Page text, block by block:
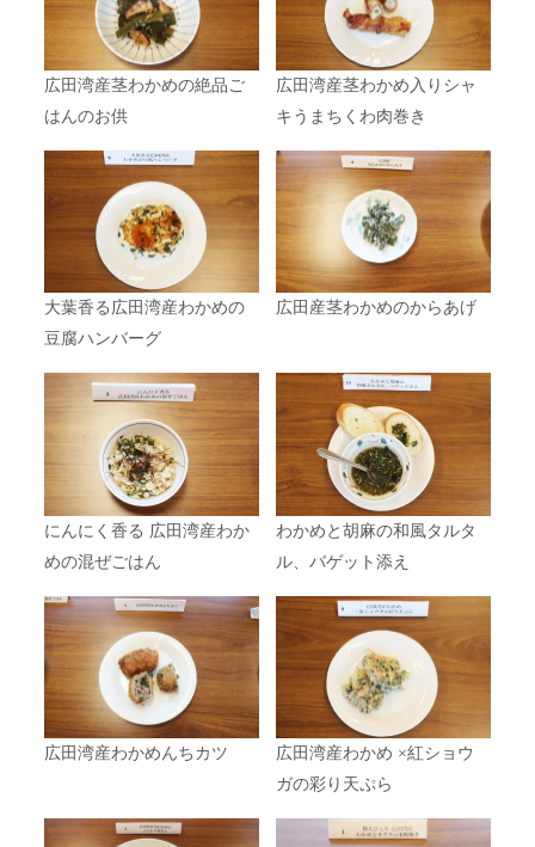
広田湾産茎わかめの絶品ご
はんのお供
広田湾産茎わかめ入りシャ
キうまちくわ肉巻き
大葉香る広田湾産わかめの
豆腐ハンバーグ
広田産茎わかめのからあげ
にんにく香る 広田湾産わか
めの混ぜごはん
わかめと胡麻の和風タルタ
ル、バゲット添え
広田湾産わかめんちカツ 広田湾産わかめ ×紅ショウ
ガの彩り天ぷら